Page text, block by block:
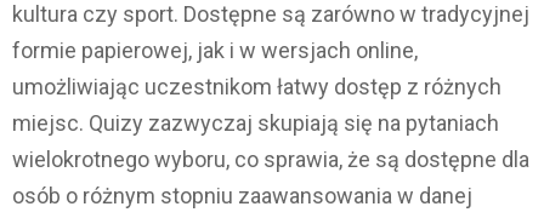
kultura czy sport. Dostępne są zarówno w tradycyjnej
formie papierowej, jak i w wersjach online,
umożliwiając uczestnikom łatwy dostęp z różnych
miejsc. Quizy zazwyczaj skupiają się na pytaniach
wielokrotnego wyboru, co sprawia, że są dostępne dla
osób o różnym stopniu zaawansowania w danej